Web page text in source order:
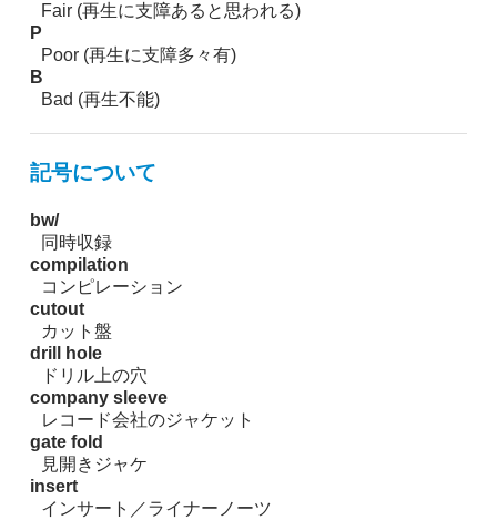
Fair (再生に支障あると思われる)
P
Poor (再生に支障多々有)
B
Bad (再生不能)
記号について
bw/
同時収録
compilation
コンピレーション
cutout
カット盤
drill hole
ドリル上の穴
company sleeve
レコード会社のジャケット
gate fold
見開きジャケ
insert
インサート／ライナーノーツ